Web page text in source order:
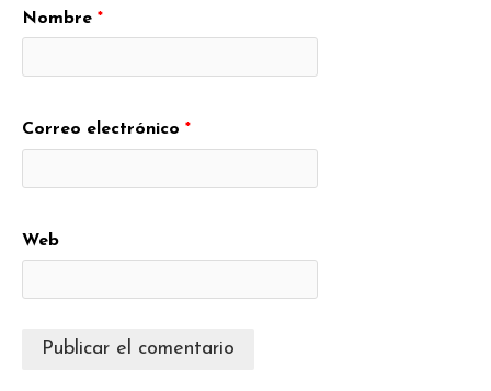
Nombre *
Correo electrónico *
Web